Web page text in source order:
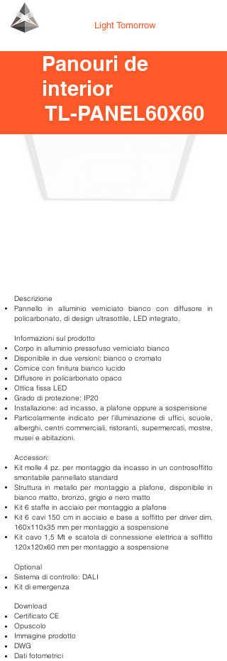
Light Tomorrow
Panouri de
interior
TL-PANEL60X60
Descrizione
Pannello in alluminio verniciato bianco con diffusore in
policarbonato, di design ultrasottile, LED integrato.
Informazioni sul prodotto
Corpo in alluminio pressofuso verniciato bianco
Disponibile in due versioni: bianco o cromato
Cornice con finitura bianco lucido
Diffusore in policarbonato opaco
Ottica fissa LED
Grado di protezione: IP20
Installazione: ad incasso, a plafone oppure a sospensione
Particolarmente indicato per l’illuminazione di uffici, scuole,
alberghi, centri commerciali, ristoranti, supermercati, mostre,
musei e abitazioni.
Accessori:
Kit molle 4 pz.per montaggio da incasso in un controsoffitto
smontabile pannellato standard
Struttura in metallo per montaggio a plafone, disponibile in
bianco matto, bronzo, grigio e nero matto
Kit 6 staffe in acciaio per montaggio a plafone
Kit 6 cavi 150 cm in acciaio e base a soffitto per driver dim.
160x110x35 mm per montaggio a sospensione
Kit cavo 1,5 Mt e scatola di connessione elettrica a soffitto
120x120x60 mm per montaggio a sospensione
Optional
Sistema di controllo: DALI
Kit di emergenza
Download
Certificato CE
Opuscolo
Immagine prodotto
DWG
Dati fotometrici